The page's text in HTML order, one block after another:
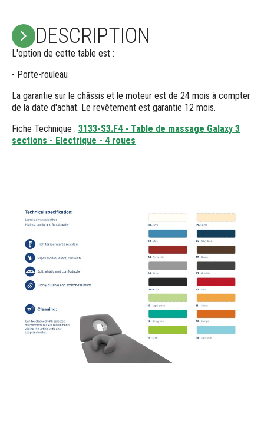
DESCRIPTION
L'option de cette table est :
- Porte-rouleau
La garantie sur le châssis et le moteur est de 24 mois à compter
de la date d'achat. Le revêtement est garantie 12 mois.
Fiche Technique : 3133-S3.F4 - Table de massage Galaxy 3
sections - Electrique - 4 roues